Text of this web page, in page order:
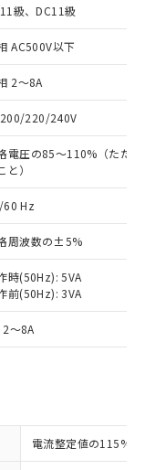
級、DC11級
AC500V以下
2～8A
220/240V
電圧の85～110%（ただ
と）
Hz
周波数の±5%
時(50Hz): 5VA
前(50Hz): 3VA
2～8A
電流整定値の115%